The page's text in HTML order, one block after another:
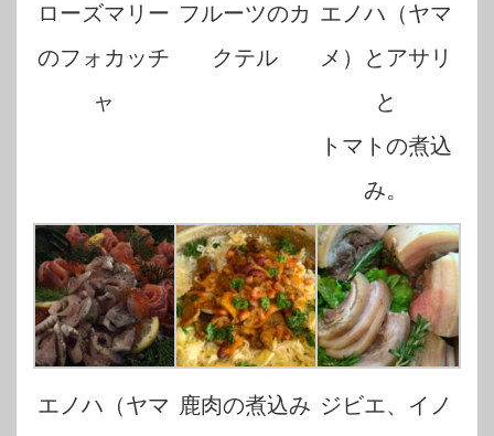
ローズマリー
のフォカッチ
ャ
フルーツのカ
クテル
エノハ（ヤマ
メ）とアサリ
と
トマトの煮込
み。
エノハ（ヤマ 鹿肉の煮込み ジビエ、イノ